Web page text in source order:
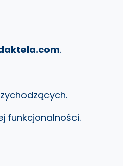
.
funkcjonalności.